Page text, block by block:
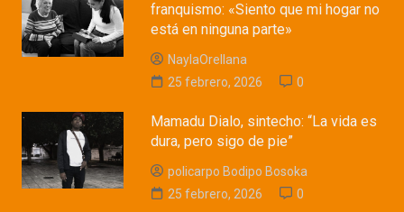
franquismo: «Siento que mi hogar no
está en ninguna parte»
NaylaOrellana
25 febrero, 2026
0
Mamadu Dialo, sintecho: “La vida es
dura, pero sigo de pie”
policarpo Bodipo Bosoka
25 febrero, 2026
0